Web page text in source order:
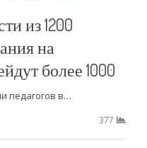
из 1200
на
более 1000
педагогов в…
377